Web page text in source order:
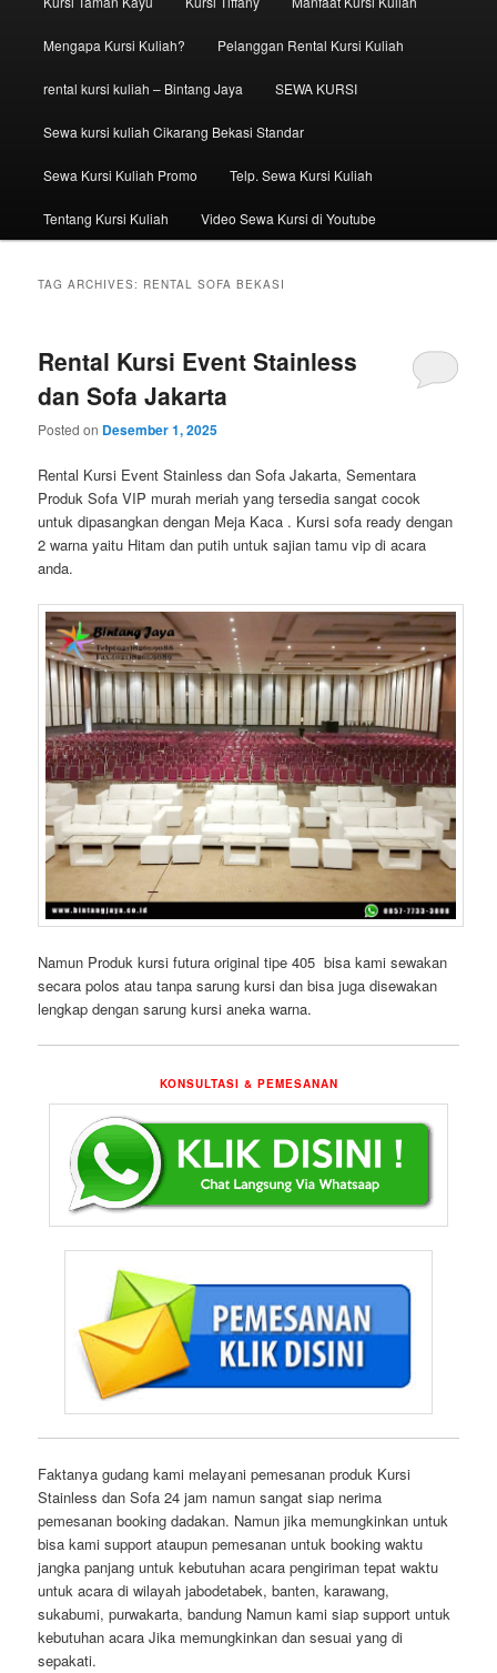
Mengapa Kursi Kuliah? Pelanggan Rental Kursi Kuliah
rental kursi kuliah – Bintang Jaya SEWA KURSI
Sewa kursi kuliah Cikarang Bekasi Standar
Sewa Kursi Kuliah Promo Telp. Sewa Kursi Kuliah
Tentang Kursi Kuliah Video Sewa Kursi di Youtube
TAG ARCHIVES: RENTAL SOFA BEKASI
Rental Kursi Event Stainless
dan Sofa Jakarta
Posted on Desember 1, 2025
Rental Kursi Event Stainless dan Sofa Jakarta, Sementara
Produk Sofa VIP murah meriah yang tersedia sangat cocok
untuk dipasangkan dengan Meja Kaca . Kursi sofa ready dengan
2 warna yaitu Hitam dan putih untuk sajian tamu vip di acara
anda.
Namun Produk kursi futura original tipe 405 bisa kami sewakan
secara polos atau tanpa sarung kursi dan bisa juga disewakan
lengkap dengan sarung kursi aneka warna.
KONSULTASI & PEMESANAN
Faktanya gudang kami melayani pemesanan produk Kursi
Stainless dan Sofa 24 jam namun sangat siap nerima
pemesanan booking dadakan. Namun jika memungkinkan untuk
bisa kami support ataupun pemesanan untuk booking waktu
jangka panjang untuk kebutuhan acara pengiriman tepat waktu
untuk acara di wilayah jabodetabek, banten, karawang,
sukabumi, purwakarta, bandung Namun kami siap support untuk
kebutuhan acara Jika memungkinkan dan sesuai yang di
sepakati.